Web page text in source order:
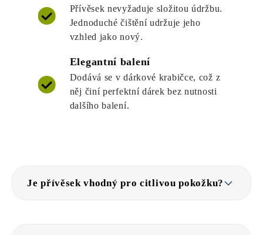
Přívěsek nevyžaduje složitou údržbu.
Jednoduché čištění udržuje jeho
vzhled jako nový.
Elegantní balení
Dodává se v dárkové krabičce, což z
něj činí perfektní dárek bez nutnosti
dalšího balení.
Je přívěsek vhodný pro citlivou pokožku?